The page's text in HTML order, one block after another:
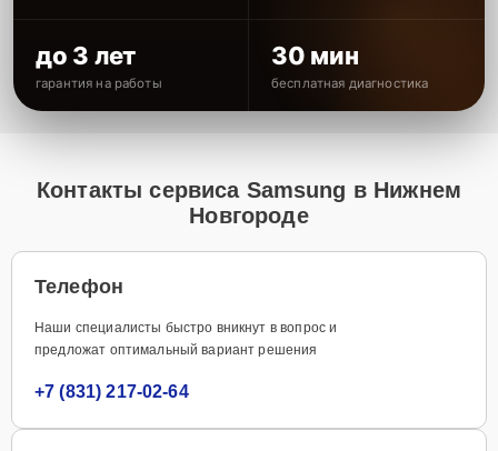
до 3 лет
гарантия на работы
30 мин
бесплатная диагностика
Контакты сервиса Samsung в Нижнем
Новгороде
Телефон
Наши специалисты быстро вникнут в вопрос и
предложат оптимальный вариант решения
+7 (831) 217-02-64